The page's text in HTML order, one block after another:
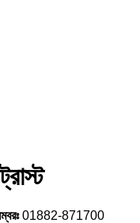
01882-871700